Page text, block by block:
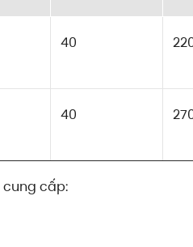
40
40
cung cấp: